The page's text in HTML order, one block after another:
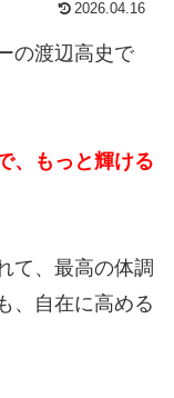
2026.04.16
の渡辺高史で
、もっと輝ける
て、最高の体調
、自在に高める